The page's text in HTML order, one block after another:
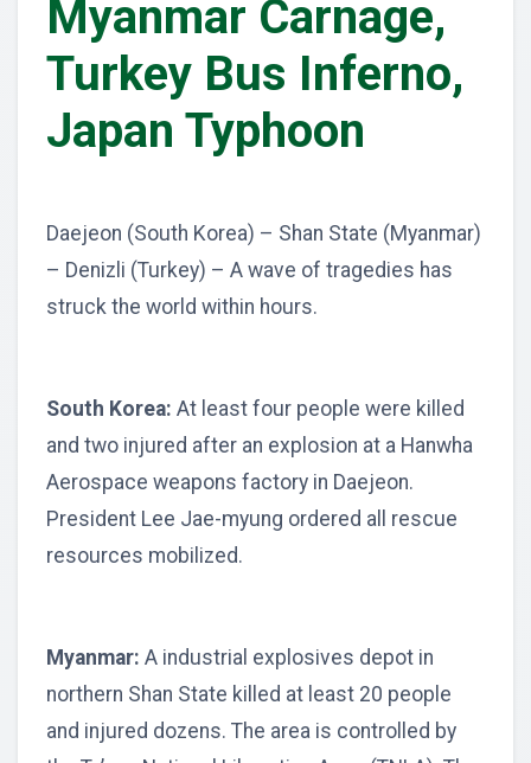
Myanmar Carnage,
Turkey Bus Inferno,
Japan Typhoon
Daejeon (South Korea) – Shan State (Myanmar)
– Denizli (Turkey) – A wave of tragedies has
struck the world within hours.
South Korea: At least four people were killed
and two injured after an explosion at a Hanwha
Aerospace weapons factory in Daejeon.
President Lee Jae-myung ordered all rescue
resources mobilized.
Myanmar: A industrial explosives depot in
northern Shan State killed at least 20 people
and injured dozens. The area is controlled by